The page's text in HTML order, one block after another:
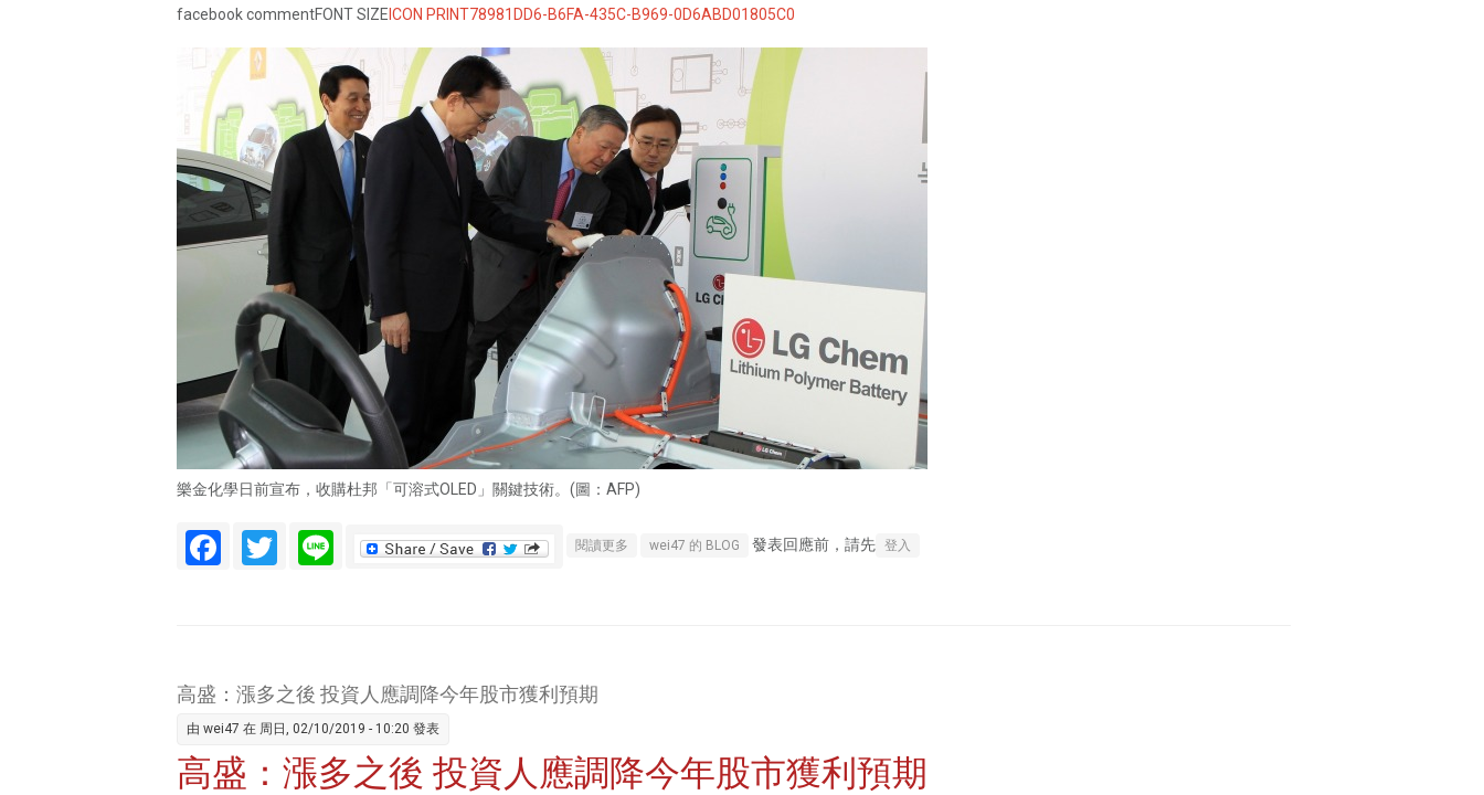
facebook commentFONT SIZE ICON PRINT78981DD6-B6FA-435C-B969-0D6ABD01805C0
樂金化學日前宣布，收購杜邦「可溶式OLED」關鍵技術。(圖：AFP)
Facebook
Twitter
Line 閱讀更多 關於樂金化學收購杜邦「可溶式OLED」關鍵技術
wei47 的 BLOG 發表回應前，請先 登入
高盛：漲多之後 投資人應調降今年股市獲利預期
由 wei47 在 周日, 02/10/2019 - 10:20 發表
高盛：漲多之後 投資人應調降今年股市獲利預期